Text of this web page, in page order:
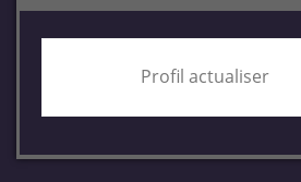
Profil actualiser